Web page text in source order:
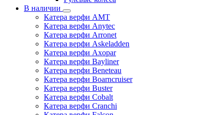
В наличии
Катера верфи AMT
Катера верфи Anytec
Катера верфи Arronet
Катера верфи Askeladden
Катера верфи Axopar
Катера верфи Bayliner
Катера верфи Beneteau
Катера верфи Boarncruiser
Катера верфи Buster
Катера верфи Cobalt
Катера верфи Cranchi